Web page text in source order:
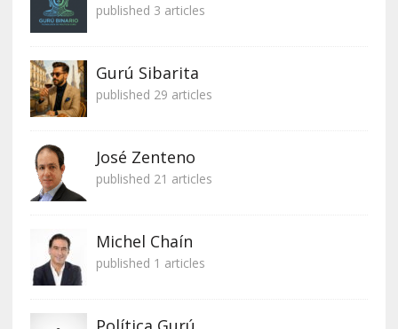
published 3 articles
Gurú Sibarita
published 29 articles
José Zenteno
published 21 articles
Michel Chaín
published 1 articles